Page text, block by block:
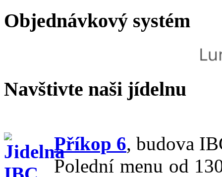
Objednávkový systém
Navštivte naši jídelnu
Příkop 6, budova
Polední menu od